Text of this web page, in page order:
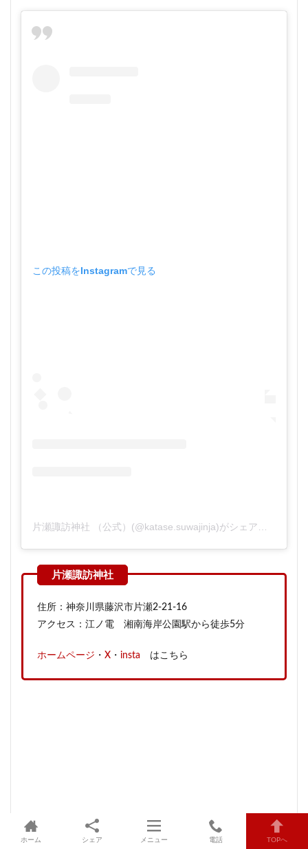
この投稿をInstagramで見る
住所：神奈川県藤沢市片瀬2-21-16
アクセス：江ノ電 湘南海岸公園駅から徒歩5分
ホームページ ・ X ・ insta はこちら
ホーム シェア メニュー 電話 TOPへ